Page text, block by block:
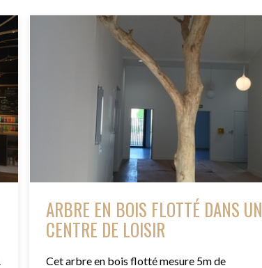
ARBRE EN BOIS FLOTTÉ DANS UN
CENTRE DE LOISIR
Cet arbre en bois flotté mesure 5m de